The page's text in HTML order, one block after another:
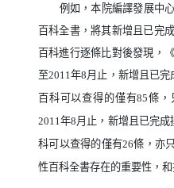
例如，本院編譯發展中
百科全書，將其新增且已完
百科進行逐條比對後發現，
至2011年8月止，新增且已完
百科可以查得的僅有85條，
2011年8月止，新增且已完成
科可以查得的僅有26條，亦
性百科全書存在的重要性，